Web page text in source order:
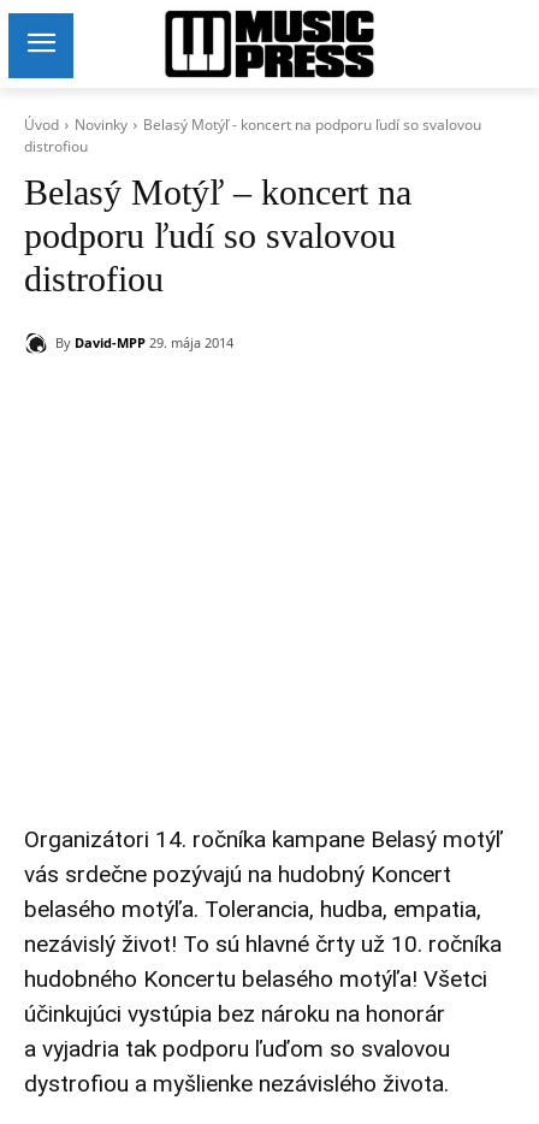
Úvod Novinky
Belasý Motýľ - koncert na podporu ľudí so svalovou
distrofiou
Belasý Motýľ – koncert na
podporu ľudí so svalovou
distrofiou
By David-MPP 29. mája 2014
Organizátori 14. ročníka kampane Belasý motýľ
vás srdečne pozývajú na hudobný Koncert
belasého motýľa. Tolerancia, hudba, empatia,
nezávislý život! To sú hlavné črty už 10. ročníka
hudobného Koncertu belasého motýľa! Všetci
účinkujúci vystúpia bez nároku na honorár
a vyjadria tak podporu ľuďom so svalovou
dystrofiou a myšlienke nezávislého života.